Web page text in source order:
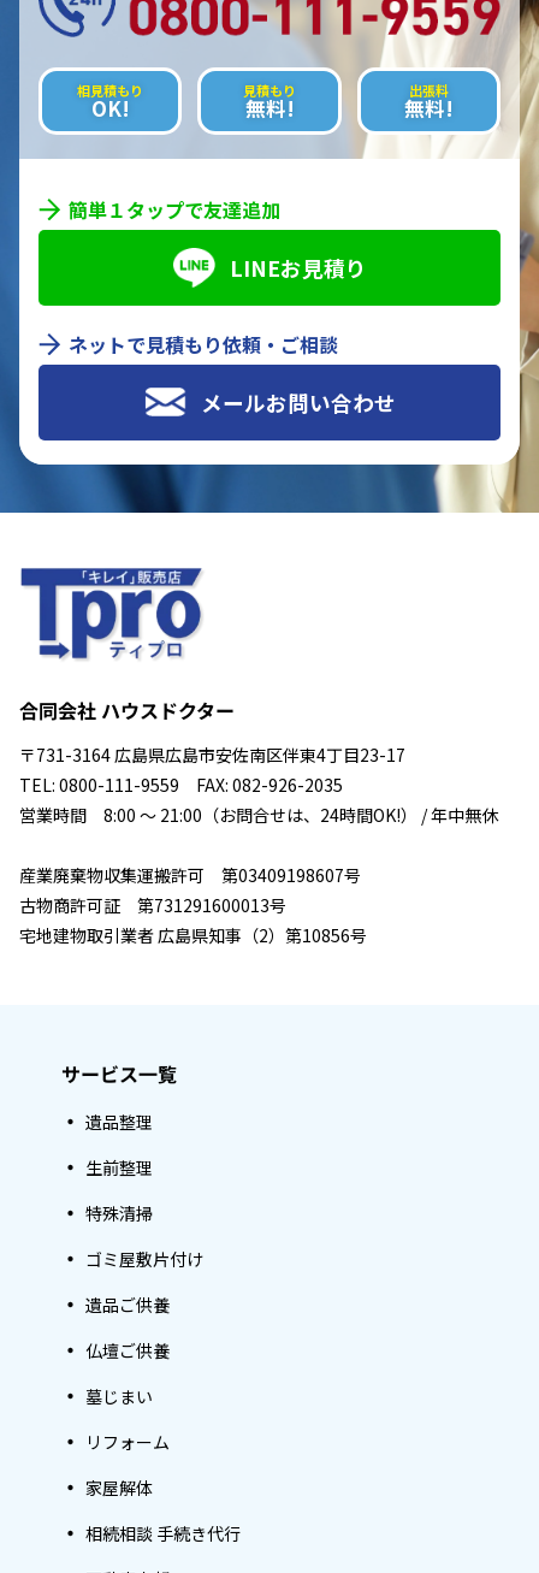
相見積もり
OK!
見積もり
無料!
出張料
無料!
簡単１タップで友達追加
LINEお見積り
ネットで見積もり依頼・ご相談
メールお問い合わせ
合同会社 ハウスドクター
〒731-3164 広島県広島市安佐南区伴東4丁目23-17
TEL: 0800-111-9559 FAX: 082-926-2035
営業時間 8:00 ～ 21:00（お問合せは、24時間OK!） / 年中無休
産業廃棄物収集運搬許可 第03409198607号
古物商許可証 第731291600013号
宅地建物取引業者 広島県知事（2）第10856号
サービス一覧
遺品整理
生前整理
特殊清掃
ゴミ屋敷片付け
遺品ご供養
仏壇ご供養
墓じまい
リフォーム
家屋解体
相続相談 手続き代行